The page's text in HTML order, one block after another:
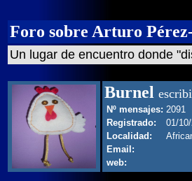
Foro sobre Arturo
Un lugar de encuentro donde
Burnel
Nº mensajes: 2091
Registrado:
01/
Localidad:
Email:
web: